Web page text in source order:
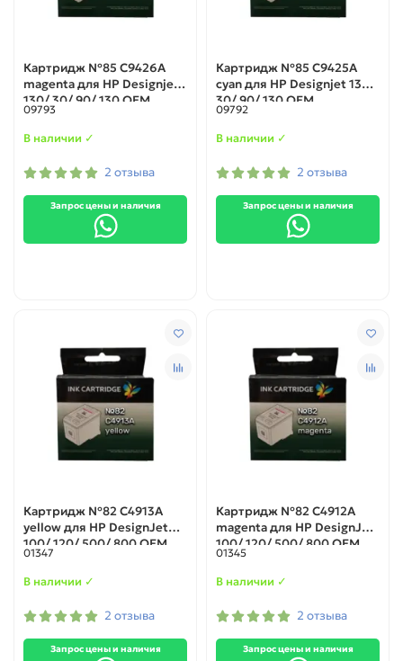
Картридж №85 C9426A
magenta для HP Designjet
130/ 30/ 90/ 130 OEM
09793
В наличии ✓
2 отзыва
Запрос цены и наличия
Картридж №85 C9425A
cyan для HP Designjet 130/
30/ 90/ 130 OEM
09792
В наличии ✓
2 отзыва
Запрос цены и наличия
Картридж №82 C4913A
yellow для HP DesignJet
100/ 120/ 500/ 800 ОЕМ
01347
В наличии ✓
2 отзыва
Запрос цены и наличия
Картридж №82 C4912A
magenta для HP DesignJet
100/ 120/ 500/ 800 ОЕМ
01345
В наличии ✓
2 отзыва
Запрос цены и наличия